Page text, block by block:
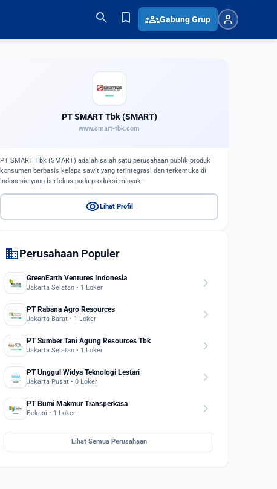
search bookmark groupsGabung Grup
PT SMART Tbk (SMART)
www.smart-tbk.com
PT SMART Tbk (SMART) adalah salah satu perusahaan publik produk
konsumen berbasis kelapa sawit yang terintegrasi dan terkemuka di
Indonesia yang berfokus pada produksi minyak…
visibilityLihat Profil
domainPerusahaan Populer
GreenEarth Ventures Indonesia
Jakarta Selatan • 1 Loker chevron_right
PT Rabana Agro Resources
Jakarta Barat • 1 Loker chevron_right
PT Sumber Tani Agung Resources Tbk
Jakarta Selatan • 1 Loker chevron_right
PT Unggul Widya Teknologi Lestari
Jakarta Pusat • 0 Loker chevron_right
PT Bumi Makmur Transperkasa
Bekasi • 1 Loker chevron_right
Lihat Semua Perusahaan